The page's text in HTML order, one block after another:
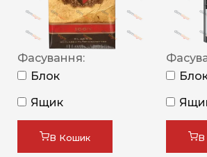
Фасування:
Блок
Ящик
В Кошик В